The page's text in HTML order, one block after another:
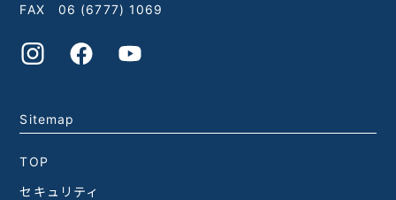
FAX 06 (6777) 1069
Sitemap
TOP
セキュリティ